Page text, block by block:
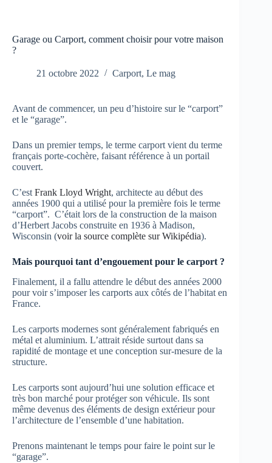
Garage ou Carport, comment choisir pour votre maison
?
21 octobre 2022 Carport, Le mag
Avant de commencer, un peu d’histoire sur le “carport”
et le “garage”.
Dans un premier temps, le terme carport vient du terme
français porte-cochère, faisant référence à un portail
couvert.
C’est Frank Lloyd Wright, architecte au début des
années 1900 qui a utilisé pour la première fois le terme
“carport”. C’était lors de la construction de la maison
d’Herbert Jacobs construite en 1936 à Madison,
Wisconsin (voir la source complète sur Wikipédia).
Mais pourquoi tant d’engouement pour le carport ?
Finalement, il a fallu attendre le début des années 2000
pour voir s’imposer les carports aux côtés de l’habitat en
France.
Les carports modernes sont généralement fabriqués en
métal et aluminium. L’attrait réside surtout dans sa
rapidité de montage et une conception sur-mesure de la
structure.
Les carports sont aujourd’hui une solution efficace et
très bon marché pour protéger son véhicule. Ils sont
même devenus des éléments de design extérieur pour
l’architecture de l’ensemble d’une habitation.
Prenons maintenant le temps pour faire le point sur le
“garage”.